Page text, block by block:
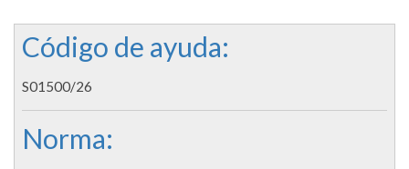
Código de ayuda:
S01500/26
Norma: